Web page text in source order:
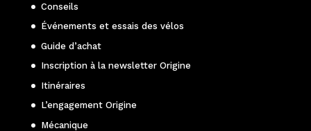
Conseils
Événements et essais des vélos
Guide d’achat
Inscription à la newsletter Origine
Itinéraires
L’engagement Origine
Mécanique